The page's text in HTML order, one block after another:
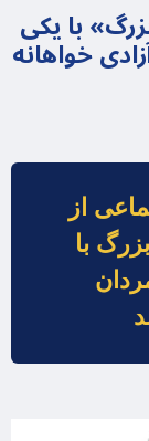
با یکی
خواهانه
از
با